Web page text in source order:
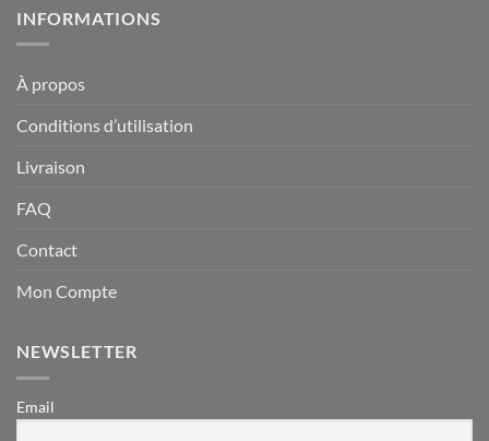
INFORMATIONS
À propos
Conditions d’utilisation
Livraison
FAQ
Contact
Mon Compte
NEWSLETTER
Email